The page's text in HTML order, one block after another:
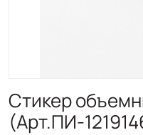
Стикер
(Арт.ПИ-